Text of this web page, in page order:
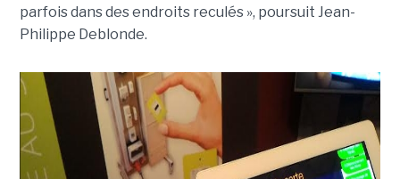
parfois dans des endroits reculés », poursuit Jean-
Philippe Deblonde.